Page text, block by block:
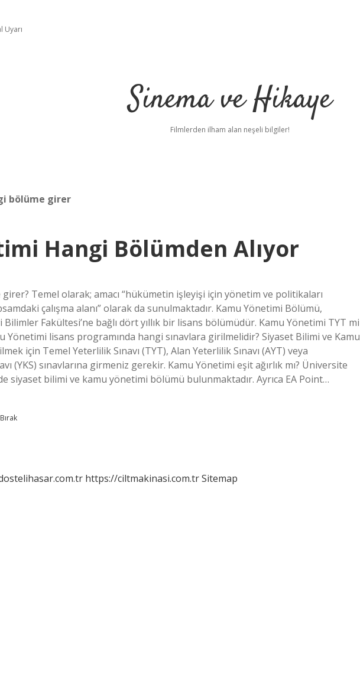
Uyarı
Sinema ve Hikaye
Filmlerden ilham alan neşeli bilgiler!
bölüme girer
Hangi Bölümden Alıyor
Temel olarak; amacı “hükümetin işleyişi için yönetim ve politikaları
çalışma alanı” olarak da sunulmaktadır. Kamu Yönetimi Bölümü,
Fakültesi’ne bağlı dört yıllık bir lisans bölümüdür. Kamu Yönetimi TYT mi
Yönetimi lisans programında hangi sınavlara girilmelidir? Siyaset Bilimi ve Kamu
için Temel Yeterlilik Sınavı (TYT), Alan Yeterlilik Sınavı (AYT) veya
(YKS) sınavlarına girmeniz gerekir. Kamu Yönetimi eşit ağırlık mı? Üniversite
siyaset bilimi ve kamu yönetimi bölümü bulunmaktadır. Ayrıca EA Point…
https://ciltmakinasi.com.trSitemap